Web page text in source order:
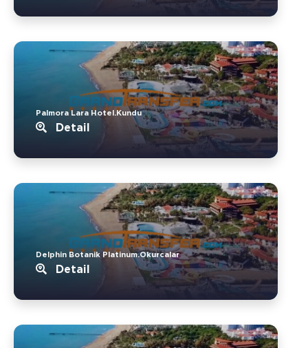
Palmora Lara Hotel.Kundu
Detail
Delphin Botanik Platinum.Okurcalar
Detail